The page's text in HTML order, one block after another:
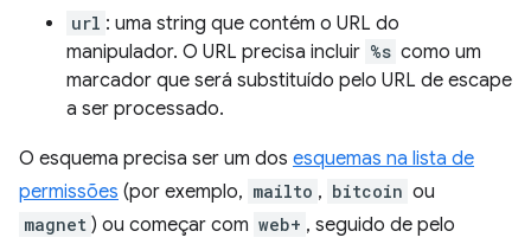
url : uma string que contém o URL do
manipulador. O URL precisa incluir %s como um
marcador que será substituído pelo URL de escape
a ser processado.
O esquema precisa ser um dos esquemas na lista de
permissões (por exemplo, mailto , bitcoin ou
magnet ) ou começar com web+ , seguido de pelo